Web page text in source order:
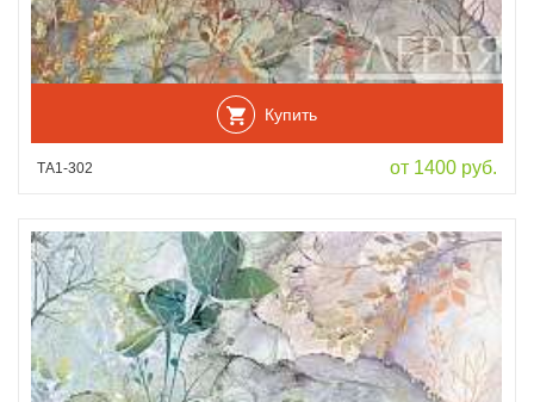
Купить
ТА1-302 от 1400 руб.